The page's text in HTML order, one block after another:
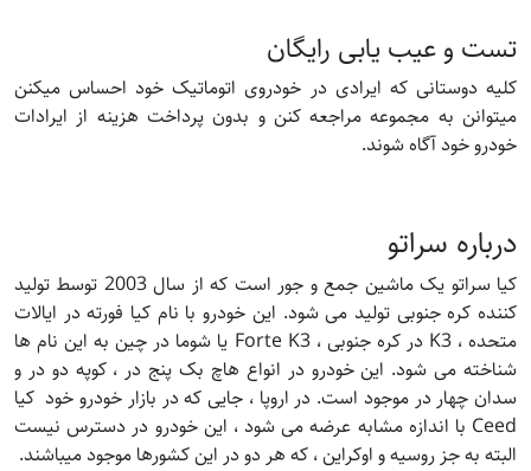
تست و عیب یابی رایگان
کلیه دوستانی که ایرادی در خودروی اتوماتیک خود احساس میکنن
میتوانن به مجموعه مراجعه کنن و بدون پرداخت هزینه از ایرادات
خودرو خود آگاه شوند.
درباره سراتو
کیا سراتو یک ماشین جمع و جور است که از سال 2003 توسط تولید
کننده کره جنوبی تولید می شود. این خودرو با نام کیا فورته در ایالات
متحده ، K3 در کره جنوبی ، Forte K3 یا شوما در چین به این نام ها
شناخته می شود. این خودرو در انواع هاچ بک پنج در ، کوپه دو در و
سدان چهار در موجود است. در اروپا ، جایی که در بازار خودرو خود کیا
Ceed با اندازه مشابه عرضه می شود ، این خودرو در دسترس نیست
البته به جز روسیه و اوکراین ، که هر دو در این کشورها موجود میباشند.